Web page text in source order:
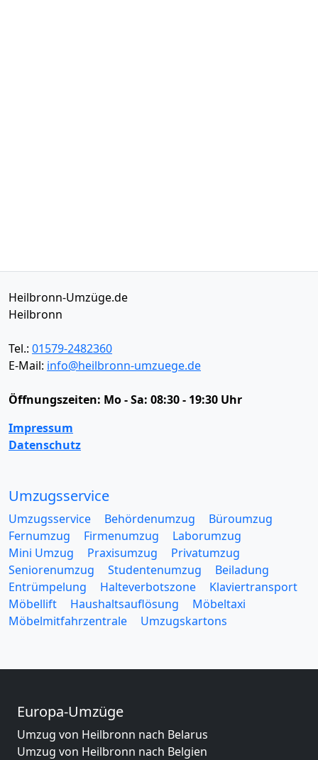
Heilbronn-Umzüge.de
Heilbronn
Tel.: 01579-2482360
E-Mail: info@heilbronn-umzuege.de
Öffnungszeiten: Mo - Sa: 08:30 - 19:30 Uhr
Impressum
Datenschutz
Umzugsservice
Umzugsservice Behördenumzug
Büroumzug
Fernumzug
Firmenumzug
Laborumzug
Mini Umzug
Praxisumzug
Privatumzug
Seniorenumzug
Studentenumzug
Beiladung
Entrümpelung
Halteverbotszone
Klaviertransport
Möbellift
Haushaltsauflösung
Möbeltaxi
Möbelmitfahrzentrale
Umzugskartons
Europa-Umzüge
Umzug von Heilbronn nach Belarus
Umzug von Heilbronn nach Belgien